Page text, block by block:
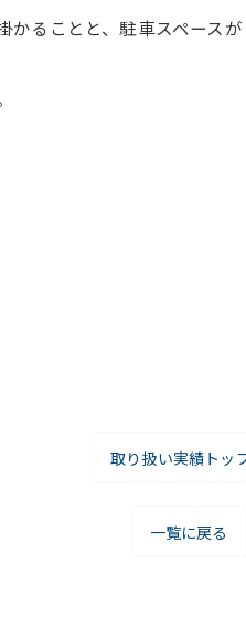
ることと、駐車スペース
取り扱い実績トッ
一覧に戻る